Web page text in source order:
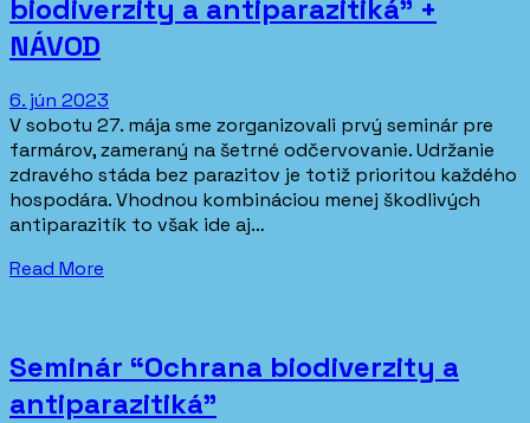
biodiverzity a antiparazitiká” +
NÁVOD
6. jún 2023
V sobotu 27. mája sme zorganizovali prvý seminár pre
farmárov, zameraný na šetrné odčervovanie. Udržanie
zdravého stáda bez parazitov je totiž prioritou každého
hospodára. Vhodnou kombináciou menej škodlivých
antiparazitík to však ide aj…
Read More
Seminár “Ochrana biodiverzity a
antiparazitiká”